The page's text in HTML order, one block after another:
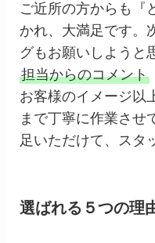
ご近所の方からも『
かれ、大満足です。
グもお願いしようと
担当からのコメント
お客様のイメージ以
まで丁寧に作業させ
足いただけて、スタ
選ばれる５つの理